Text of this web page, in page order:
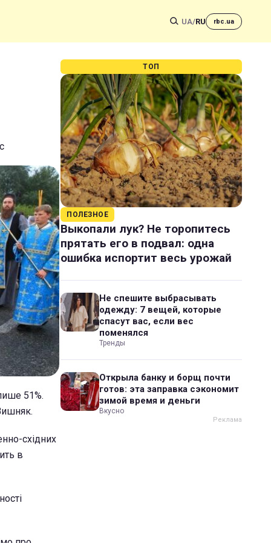
UA/RU rbc.ua
51%.
східних
в
ТОП
ПОЛЕЗНОЕ
Выкопали лук? Не торопитесь
прятать его в подвал: одна
ошибка испортит весь урожай
Не спешите выбрасывать
одежду: 7 вещей, которые
спасут вас, если вес
поменялся
Тренды
Открыла банку и борщ почти
готов: эта заправка сэкономит
зимой время и деньги
Вкусно